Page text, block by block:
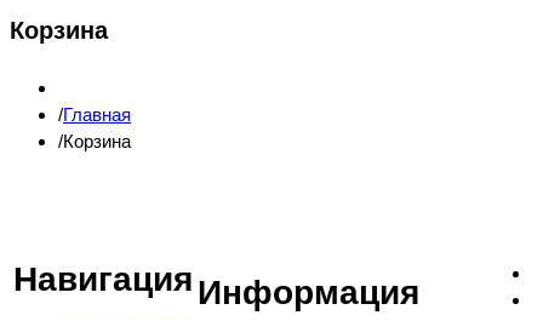
Корзина
Главная
Корзина
НавигацияИнформация